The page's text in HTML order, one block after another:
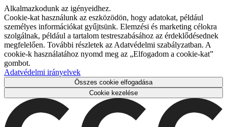
Alkalmazkodunk az igényeidhez.
Cookie-kat használunk az eszközödön, hogy adatokat, például
személyes információkat gyűjtsünk. Elemzési és marketing célokra
szolgálnak, például a tartalom testreszabásához az érdeklődésednek
megfelelően. További részletek az Adatvédelmi szabályzatban. A
cookie-k használatához nyomd meg az „Elfogadom a cookie-kat”
gombot.
Adatvédelmi irányelvek
Összes cookie elfogadása
Cookie kezelése